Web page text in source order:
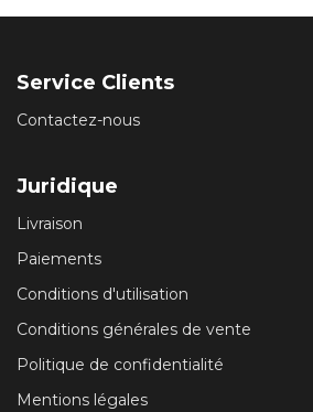
Service Clients
Contactez-nous
Juridique
Livraison
Paiements
Conditions d'utilisation
Conditions générales de vente
Politique de confidentialité
Mentions légales